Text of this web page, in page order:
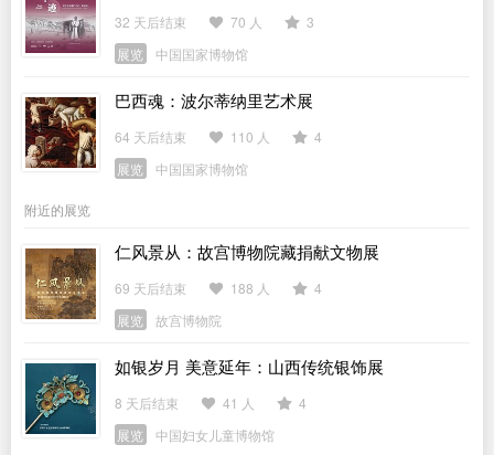
32 天后结束 70 人
3
展览
中国国家博物馆
巴西魂：波尔蒂纳里艺术展
64 天后结束 110 人
4
展览
中国国家博物馆
附近的展览
仁风景从：故宫博物院藏捐献文物展
69 天后结束 188 人
4
展览
故宫博物院
如银岁月 美意延年：山西传统银饰展
8 天后结束 41 人
4
展览
中国妇女儿童博物馆